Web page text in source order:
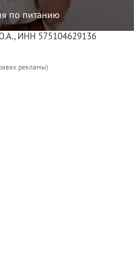
по питанию
ИНН 575104629136
рекламы)